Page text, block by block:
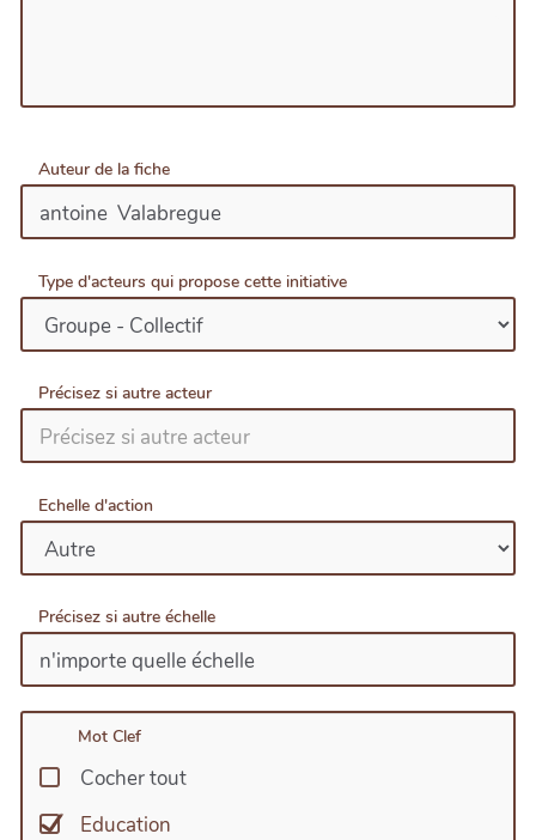
Auteur de la fiche
Type d'acteurs qui propose cette initiative
Précisez si autre acteur
Echelle d'action
Précisez si autre échelle
Mot Clef
Cocher tout
Education